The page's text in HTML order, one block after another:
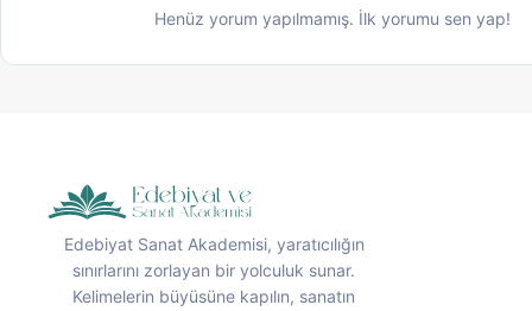
Henüz yorum yapılmamış. İlk yorumu sen yap!
Edebiyat Sanat Akademisi, yaratıcılığın
sınırlarını zorlayan bir yolculuk sunar.
Kelimelerin büyüsüne kapılın, sanatın